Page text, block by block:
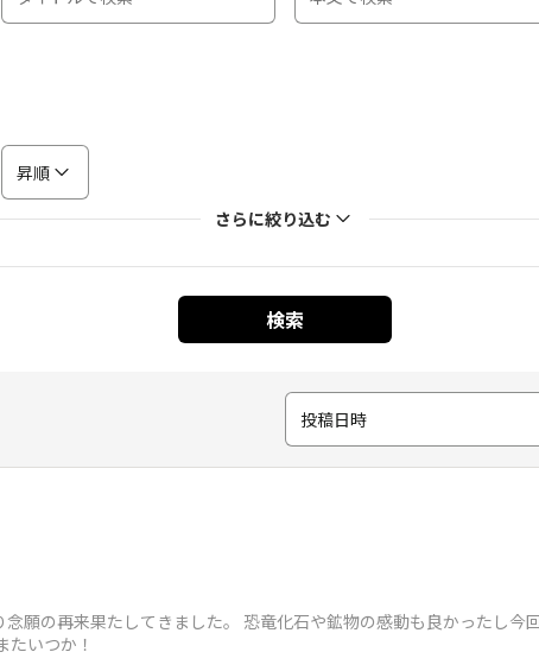
昇順
さらに絞り込む
検索
投稿日時
願の再来果たしてきました。 恐竜化石や鉱物の感動も良かったし今
たいつか！